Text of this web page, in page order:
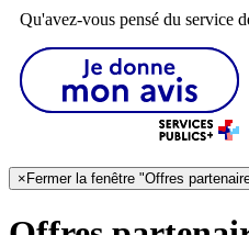
Qu'avez-vous pensé du service
×Fermer la fenêtre "Offres